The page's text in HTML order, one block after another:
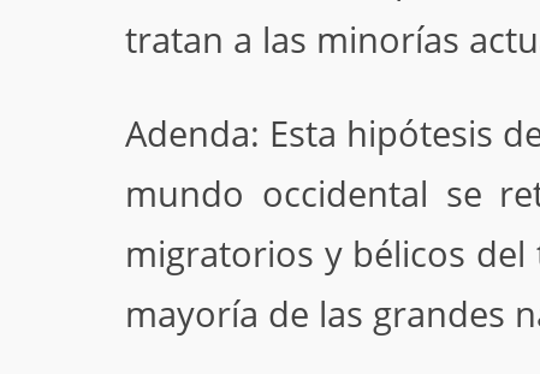
tratan a las minorías
Adenda: Esta hipótesis
mundo occidental se
migratorios y bélicos
mayoría de las grandes